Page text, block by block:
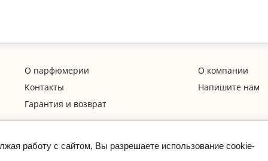
О парфюмерии
О компании
Контакты
Напишите нам
Гарантия и возврат
работу с сайтом, Вы разрешаете использование cookie-